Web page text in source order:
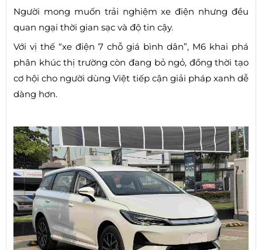
Người mong muốn trải nghiệm xe điện nhưng đều
quan ngại thời gian sạc và độ tin cậy.
Với vị thế “xe điện 7 chỗ giá bình dân”, M6 khai phá
phân khúc thị trường còn đang bỏ ngỏ, đồng thời tạo
cơ hội cho người dùng Việt tiếp cận giải pháp xanh dễ
dàng hơn.